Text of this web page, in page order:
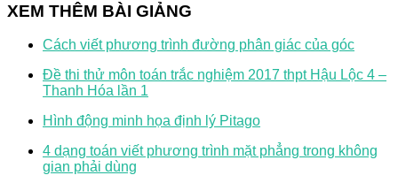
XEM THÊM BÀI GIẢNG
Cách viết phương trình đường phân giác của góc
Đề thi thử môn toán trắc nghiệm 2017 thpt Hậu Lộc 4 –
Thanh Hóa lần 1
Hình động minh họa định lý Pitago
4 dạng toán viết phương trình mặt phẳng trong không
gian phải dùng